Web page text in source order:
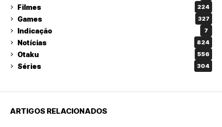
Filmes 224
Games 327
Indicação 7
Notícias 824
Otaku 556
Séries 304
ARTIGOS RELACIONADOS